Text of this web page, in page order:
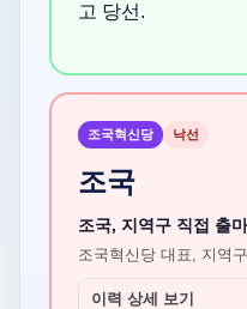
고 당선.
조국혁신당 낙선
조국
조국, 지역구 직접 출
조국혁신당 대표, 지역
이력 상세 보기